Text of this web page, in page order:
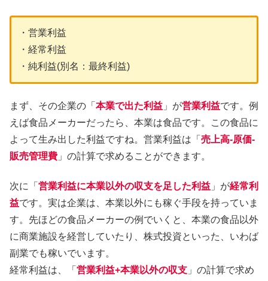
・営業利益
・経常利益
・純利益(別名：最終利益)
まず、その企業の「 本業で出た利益 」が営業利益です。例
えば食品メーカーだったら、本業は食品です。この食品に
よって生み出した利益ですね。営業利益は「 売上高-原価-
販売管理費 」の計算で求めることができます。
次に「 営業利益に本業以外の収支を足した利益 」が経常利
益です。実は企業は、本業以外にも稼ぐ手段を持っていま
す。先ほどの食品メーカーの例でいくと、本業の食品以外
に商業施設を経営していたり、株式投資といった、いわば
副業でも稼いでいます。
経常利益は、「 営業利益+本業以外の収支 」の計算で求め